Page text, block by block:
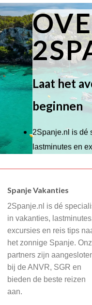
Laat het
beginnen
2Spanje.nl is dé
lastminutes en
Wij hebben een
of je nu wilt
cultuur wilt
in de natuur.
Bij 2Spanje.nl
voordat je het
inspiratie op te
Spanje Vakanties
2Spanje.nl is dé
in vakanties,
excursies en reis tips
het zonnige Spanje.
partners zijn
bij de ANVR, SGR en
bieden de beste reizen
aan.